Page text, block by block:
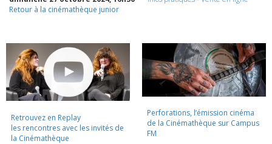
Retour à la cinémathèque junior
Retrouvez en Replay
les rencontres avec les invités de
la Cinémathèque
Perforations, l’émission cinéma
de la Cinémathèque sur Campus
FM